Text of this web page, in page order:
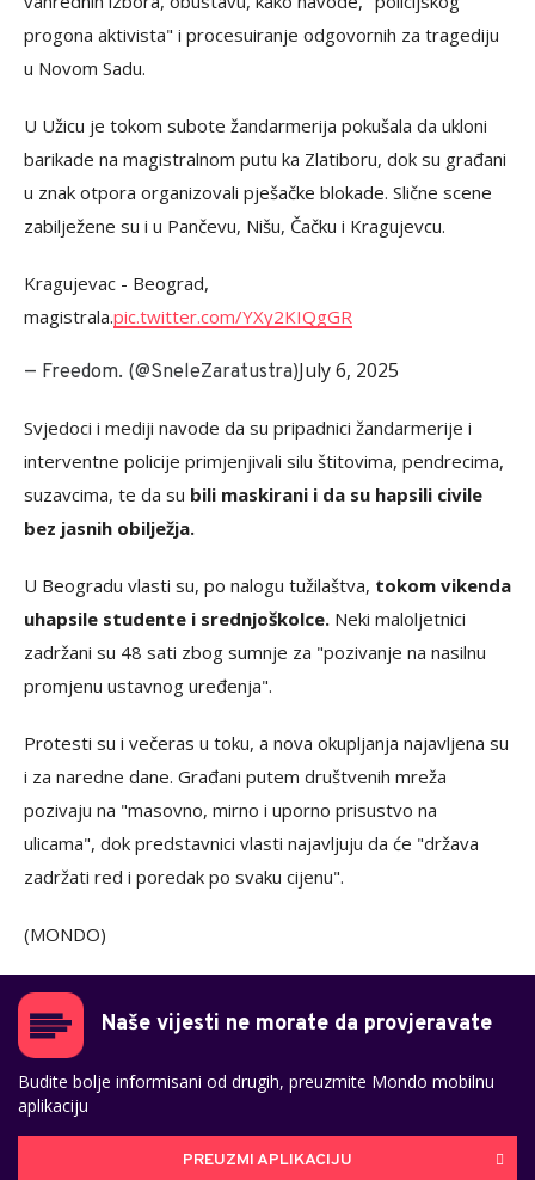
progona aktivista" i procesuiranje odgovornih za tragediju
u Novom Sadu.
U Užicu je tokom subote žandarmerija pokušala da ukloni
barikade na magistralnom putu ka Zlatiboru, dok su građani
u znak otpora organizovali pješačke blokade. Slične scene
zabilježene su i u Pančevu, Nišu, Čačku i Kragujevcu.
Kragujevac - Beograd,
magistrala.pic.twitter.com/YXy2KIQgGR
— Freedom. (@SneleZaratustra)July 6, 2025
Svjedoci i mediji navode da su pripadnici žandarmerije i
interventne policije primjenjivali silu štitovima, pendrecima,
suzavcima, te da su bili maskirani i da su hapsili civile
bez jasnih obilježja.
U Beogradu vlasti su, po nalogu tužilaštva, tokom vikenda
uhapsile studente i srednjoškolce. Neki maloljetnici
zadržani su 48 sati zbog sumnje za "pozivanje na nasilnu
promjenu ustavnog uređenja".
Protesti su i večeras u toku, a nova okupljanja najavljena su
i za naredne dane. Građani putem društvenih mreža
pozivaju na "masovno, mirno i uporno prisustvo na
ulicama", dok predstavnici vlasti najavljuju da će "država
zadržati red i poredak po svaku cijenu".
(MONDO)
Naše vijesti ne morate da provjeravate
Budite bolje informisani od drugih, preuzmite Mondo mobilnu
aplikaciju
PREUZMI APLIKACIJU